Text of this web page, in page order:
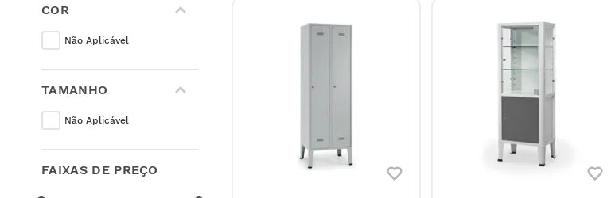
COR
Não Aplicável
TAMANHO
Não Aplicável
FAIXAS DE PREÇO